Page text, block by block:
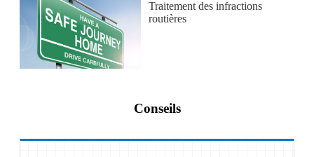
Traitement des infractions
routières
Conseils